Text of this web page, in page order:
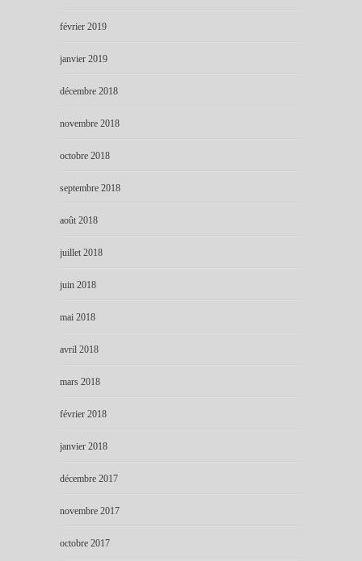
février 2019
janvier 2019
décembre 2018
novembre 2018
octobre 2018
septembre 2018
août 2018
juillet 2018
juin 2018
mai 2018
avril 2018
mars 2018
février 2018
janvier 2018
décembre 2017
novembre 2017
octobre 2017